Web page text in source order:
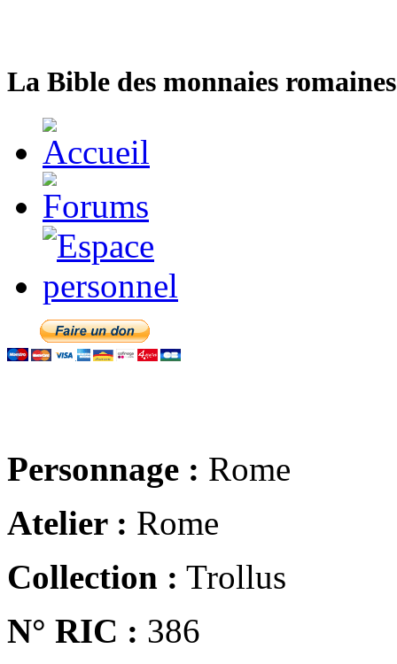
La Bible des monnaies
Personnage : Rome
Atelier : Rome
Collection : Trollus
N° RIC : 386